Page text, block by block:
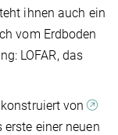
ihnen auch ein
vom Erdboden
LOFAR, das
konstruiert von
einer neuen